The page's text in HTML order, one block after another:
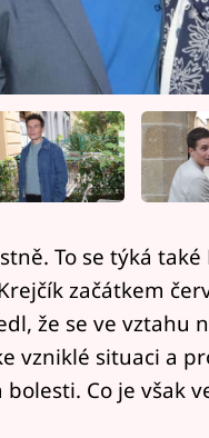
To se týká
začátkem
že se ve vztahu
vzniklé situaci a
Co je však